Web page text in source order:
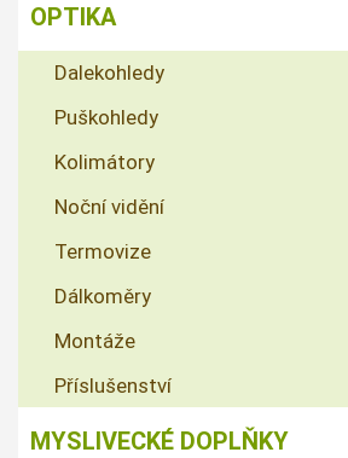
OPTIKA
Dalekohledy
Puškohledy
Kolimátory
Noční vidění
Termovize
Dálkoměry
Montáže
Příslušenství
MYSLIVECKÉ DOPLŇKY